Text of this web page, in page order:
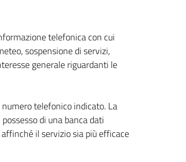
telefonica con cui
sospensione di servizi,
generale riguardanti le
telefonico indicato. La
di una banca dati
il servizio sia più efficace